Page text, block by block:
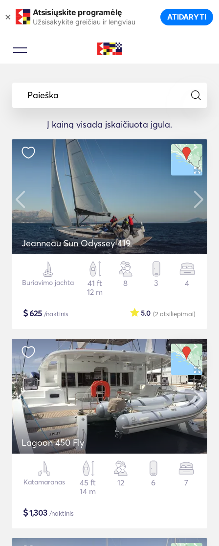
× Atsisiųskite programėlę
Užsisakykite greičiau ir lengviau ATIDARYTI
Paieška
Į kainą visada įskaičiuota įgula.
Jeanneau Sun Odyssey 419
Buriavimo jachta
41 ft
12 m
8 3 4
$625 /naktinis (2 atsiliepimai)
5.0
Lagoon 450 Fly
Katamaranas
45 ft
14 m
12 6 7
$1,303 /naktinis